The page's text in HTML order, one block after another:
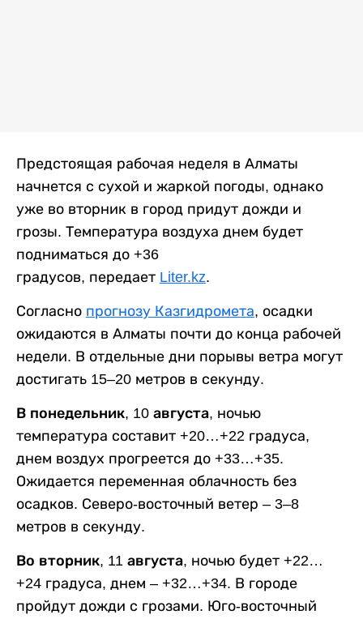
Предстоящая рабочая неделя в Алматы
начнется с сухой и жаркой погоды, однако
уже во вторник в город придут дожди и
грозы. Температура воздуха днем будет
подниматься до +36
градусов, передает Liter.kz.
Согласно прогнозу Казгидромета, осадки
ожидаются в Алматы почти до конца рабочей
недели. В отдельные дни порывы ветра могут
достигать 15–20 метров в секунду.
В понедельник, 10 августа, ночью
температура составит +20…+22 градуса,
днем воздух прогреется до +33…+35.
Ожидается переменная облачность без
осадков. Северо-восточный ветер – 3–8
метров в секунду.
Во вторник, 11 августа, ночью будет +22…
+24 градуса, днем – +32…+34. В городе
пройдут дожди с грозами. Юго-восточный